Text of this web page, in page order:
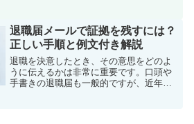
段として、「名前だけを手書きで書く」
というスタイルが一般的に...
退職届メールで証拠を残すには？
正しい手順と例文付き解説
退職を決意したとき、その意思をどのよ
うに伝えるかは非常に重要です。口頭や
手書きの退職届も一般的ですが、近年で